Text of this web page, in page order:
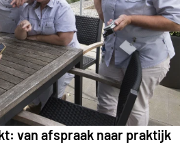
van afspraak naar praktijk